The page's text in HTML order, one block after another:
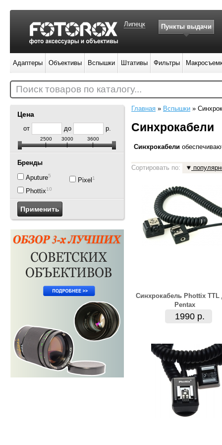
Цена
от до р.
2500 3000 3600
Бренды
Aputure5
Phottix10
Pixel1
Главная » Вспышки »
Синхрокабели
Синхрокабели
Сортировать по:
Синхрокабель Phottix TTL
Pentax
1990 р.
Липецк Пункты выдачи
Адаптеры Объективы Вспышки Штативы Фильтры
Поиск товаров по каталогу...